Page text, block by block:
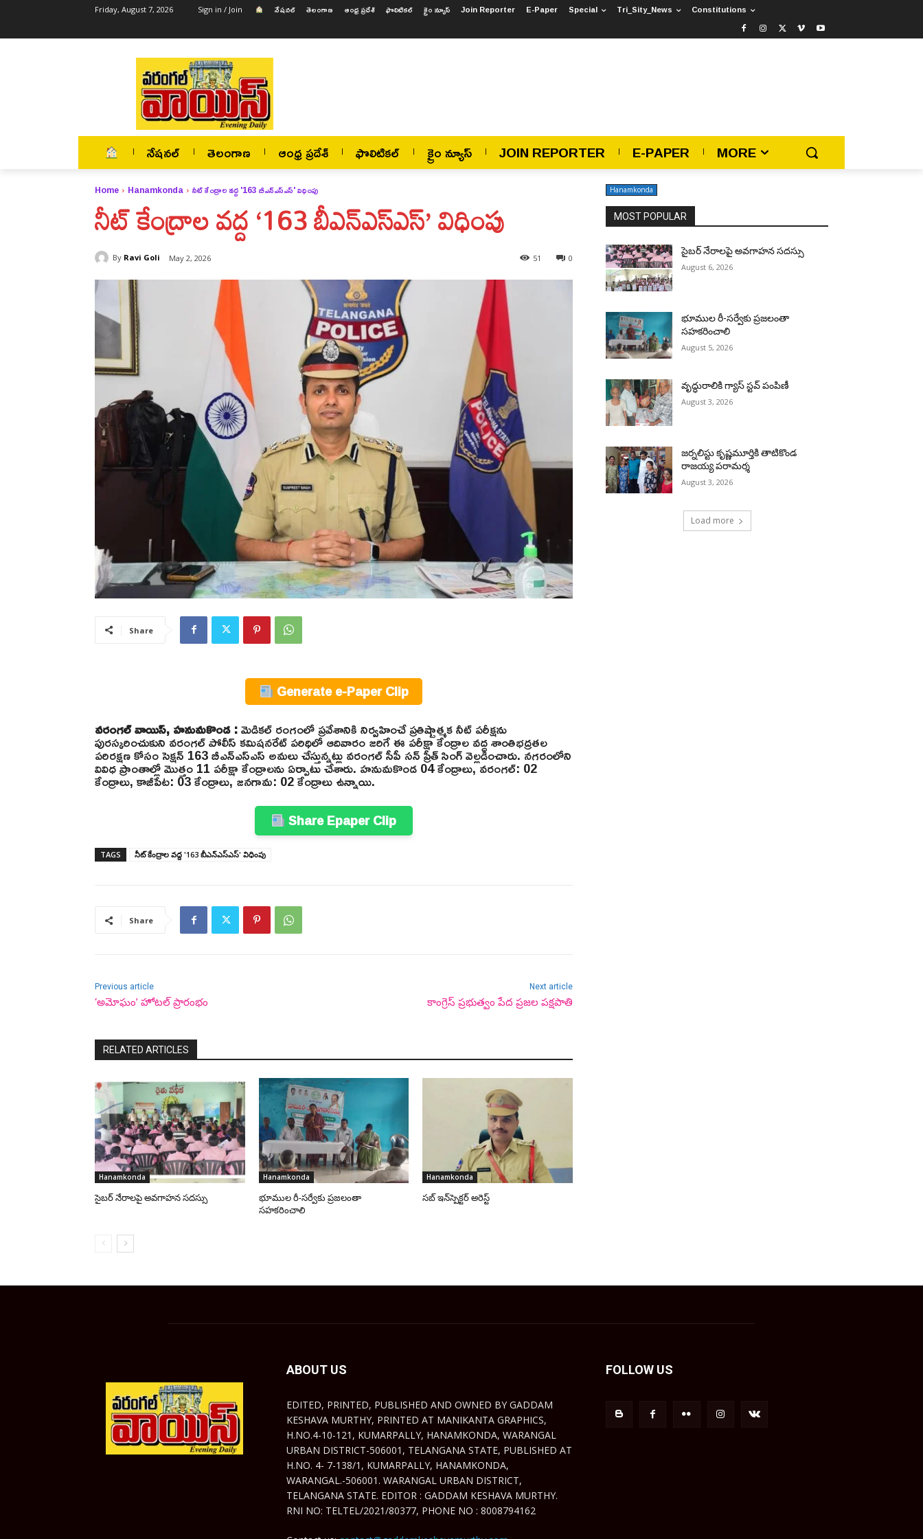
Friday, August 7, 2026 Sign in / Join నేషనల్ తెలంగాణ ఆంధ్ర ప్రదేశ్ ఫొలిటికల్ క్రైం న్యూస్ Join Reporter E-Paper Special Tri_Sity_News Constitutions
నేషనల్ తెలంగాణ ఆంధ్ర ప్రదేశ్ ఫొలిటికల్ క్రైం న్యూస్ JOIN REPORTER E-PAPER MORE
Home Hanamkonda నీట్ కేంద్రాల వద్ద '163 బీఎన్ఎస్ఎస్' విధింపు Hanamkonda
నీట్ కేంద్రాల వద్ద ‘163 బీఎన్ఎస్ఎస్’ విధింపు
By Ravi Goli May 2, 2026 0
51
Share
Generate e-Paper Clip
వరంగల్ వాయిస్, హనుమకొండ :మెడికల్ రంగంలో ప్రవేశానికి నిర్వహించే ప్రతిష్టాత్మక నీట్ పరీక్షను
పురస్కరించుకుని వరంగల్ పోలీస్ కమిషనరేట్ పరిధిలో ఆదివారం జరిగే ఈ పరీక్షా కేంద్రాల వద్ద శాంతిభద్రతల
పరిరక్షణ కోసం సెక్షన్ 163 బీఎన్ఎస్ఎస్ అమలు చేస్తున్నట్లు వరంగల్ సీపీ సన్ ప్రీత్ సింగ్ వెల్లడించారు. నగరంలోని
వివిధ ప్రాంతాల్లో మొత్తం 11 పరీక్షా కేంద్రాలను ఏర్పాటు చేశారు. హనుమకొండ 04 కేంద్రాలు, వరంగల్: 02
కేంద్రాలు, కాజీపేట: 03 కేంద్రాలు, జనగామ: 02 కేంద్రాలు ఉన్నాయి.
Share Epaper Clip
TAGS నీట్ కేంద్రాల వద్ద '163 బీఎన్ఎస్ఎస్' విధింపు
Share
Previous article
‘అమోఘం’ హోటల్‌ ప్రారంభం
Next article
కాంగ్రెస్ ప్రభుత్వం పేద ప్రజల పక్షపాతి
RELATED ARTICLES
Hanamkonda
సైబర్ నేరాలపై అవగాహన సదస్సు
Hanamkonda
భూముల రీ-సర్వేకు ప్రజలంతా
సహకరించాలి
Hanamkonda
సబ్ ఇన్‌స్పెక్టర్ అరెస్ట్
MOST POPULAR
సైబర్ నేరాలపై అవగాహన సదస్సు
August 6, 2026
భూముల రీ-సర్వేకు ప్రజలంతా
సహకరించాలి
August 5, 2026
వృద్ధురాలికి గ్యాస్ స్టవ్ పంపిణీ
August 3, 2026
జర్నలిస్టు కృష్ణమూర్తికి తాటికొండ
రాజయ్య పరామర్శ
August 3, 2026
Load more
ABOUT US
EDITED, PRINTED, PUBLISHED AND OWNED BY GADDAM
KESHAVA MURTHY, PRINTED AT MANIKANTA GRAPHICS,
H.NO.4-10-121, KUMARPALLY, HANAMKONDA, WARANGAL
URBAN DISTRICT-506001, TELANGANA STATE, PUBLISHED AT
H.NO. 4- 7-138/1, KUMARPALLY, HANAMKONDA,
WARANGAL.-506001. WARANGAL URBAN DISTRICT,
TELANGANA STATE. EDITOR : GADDAM KESHAVA MURTHY.
RNI NO: TELTEL/2021/80377, PHONE NO : 8008794162
FOLLOW US